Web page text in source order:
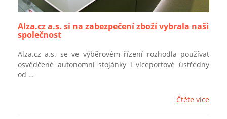
Alza.cz a.s. si na zabezpečení zboží vybrala naši
společnost
Alza.cz a.s. se ve výběrovém řízení rozhodla používat
osvědčené autonomní stojánky i víceportové ústředny
od …
Čtěte více